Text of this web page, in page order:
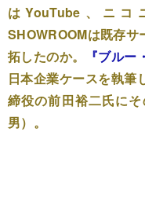
はYouTube、ニ
SHOWROOMは既存サ
拓したのか。
『ブルー
日本企業ケースを執筆
締役の前田裕二氏に
男）。